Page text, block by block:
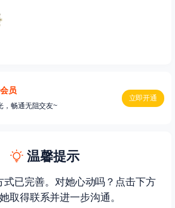
员
，畅通无阻交友~
立即开通
温馨提示
式已完善。对她心动吗？点击下方
取得联系并进一步沟通。